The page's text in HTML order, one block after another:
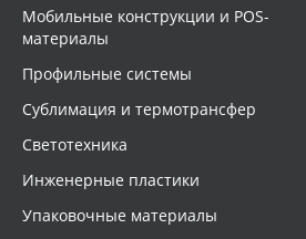
Мобильные конструкции и POS-
материалы
Профильные системы
Сублимация и термотрансфер
Светотехника
Инженерные пластики
Упаковочные материалы